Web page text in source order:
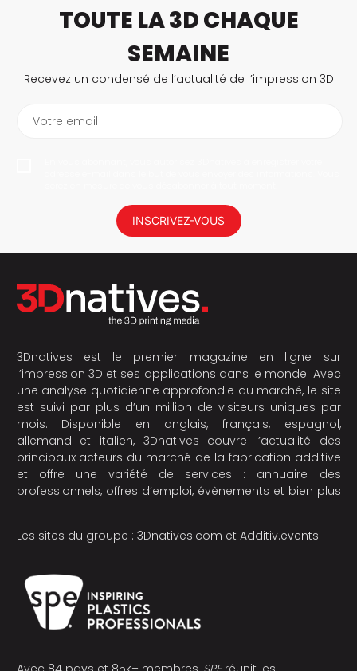
TOUTE LA 3D CHAQUE
SEMAINE
Recevez un condensé de l’actualité de l’impression 3D
Votre email
INSCRIVEZ-VOUS
3Dnatives est le premier magazine en ligne sur
l’impression 3D et ses applications dans le monde. Avec
une analyse quotidienne approfondie du marché, le site
est suivi par plus d’un million de visiteurs uniques par
mois. Disponible en anglais, français, espagnol,
allemand et italien, 3Dnatives couvre l’actualité des
principaux acteurs du marché de la fabrication additive
et offre une variété de services : annuaire des
professionnels, offres d’emploi, évènements et bien plus
!
Les sites du groupe : 3Dnatives.com et Additiv.events